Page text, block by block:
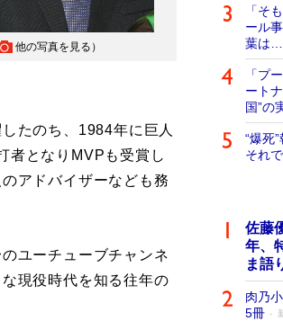
他の写真を見る ）
たのち、1984年に巨人
者となりMVPも受賞し
アドバイザーなども務
ユーチューブチャンネ
現役時代を知る往年の
「そ
ール
葉は…
「プ
ート
国”の
“爆死
それ
佐藤
年、
ま語
肉乃
5冊